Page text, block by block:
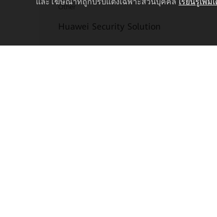
Other
Huawei Security Solution